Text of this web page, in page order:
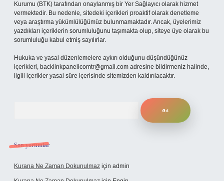
Kurumu (BTK) tarafından onaylanmış bir Yer Sağlayıcı olarak hizmet
vermektedir. Bu nedenle, sitedeki içerikleri proaktif olarak denetleme
veya araştırma yükümlülüğümüz bulunmamaktadır. Ancak, üyelerimiz
yazdıkları içeriklerin sorumluluğunu taşımakta olup, siteye üye olarak bu
sorumluluğu kabul etmiş sayılırlar.
Hukuka ve yasal düzenlemelere aykırı olduğunu düşündüğünüz
içerikleri, backlinkpanelicomtr@gmail.com adresine bildirmeniz halinde,
ilgili içerikler yasal süre içerisinde sitemizden kaldırılacaktır.
Son yorumlar
Kurana Ne Zaman Dokunulmaz için admin